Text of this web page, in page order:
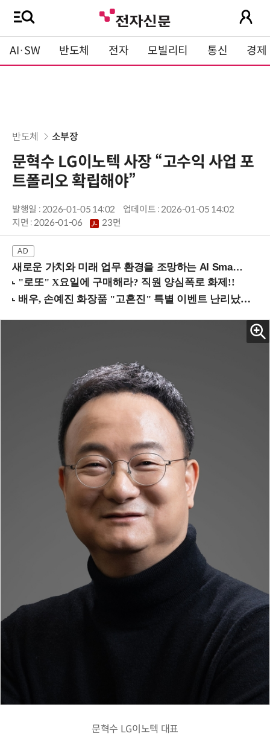
AI·SW 반도체 전자 모빌리티 통신 경제
반도체 소부장
문혁수 LG이노텍 사장 “고수익 사업 포
트폴리오 확립해야”
발행일 : 2026-01-05 14:02
업데이트 : 2026-01-05 14:02
지면 :2026-01-06 23면
새로운 가치와 미래 업무 환경을 조망하는 AI Smart Work Summit 2026 (9/11 코엑스)
문혁수 LG이노텍 대표